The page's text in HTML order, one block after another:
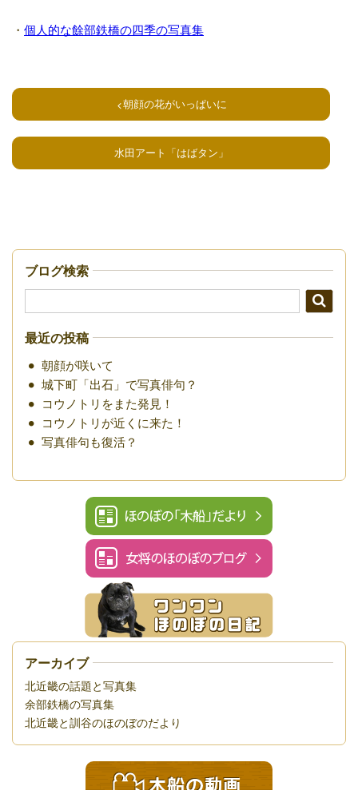
・ 個人的な餘部鉄橋の四季の写真集
朝顔の花がいっぱいに
水田アート「はばタン」
ブログ検索
最近の投稿
朝顔が咲いて
城下町「出石」で写真俳句？
コウノトリをまた発見！
コウノトリが近くに来た！
写真俳句も復活？
アーカイブ
北近畿の話題と写真集
余部鉄橋の写真集
北近畿と訓谷のほのぼのだより